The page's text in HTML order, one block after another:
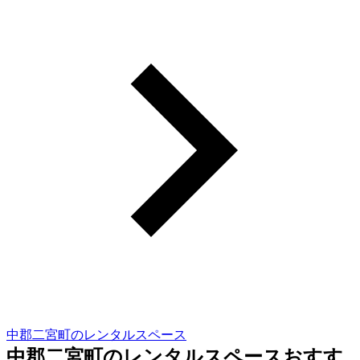
中郡二宮町のレンタルスペース